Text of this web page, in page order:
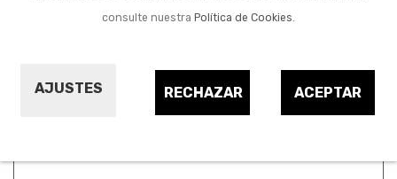
consulte nuestra Política de Cookies.
AJUSTES ACEPTAR
RECHAZAR